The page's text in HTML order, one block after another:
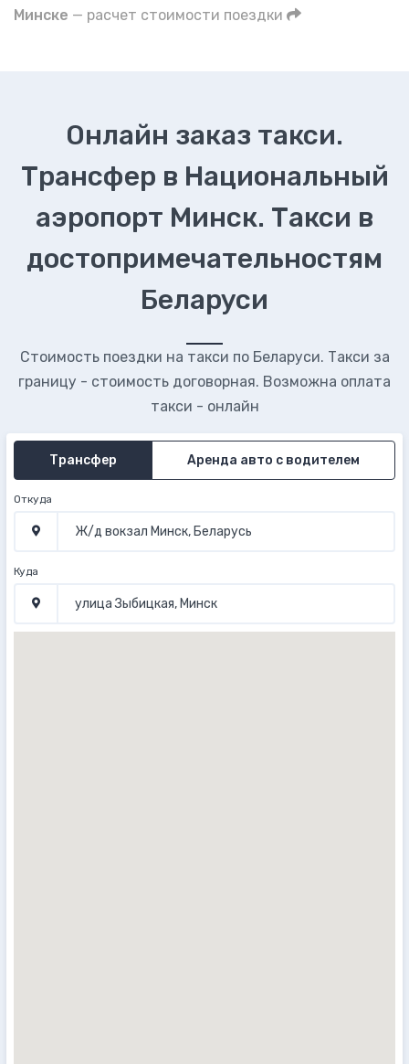
Минске — расчет стоимости поездки
Онлайн заказ такси.
Трансфер в Национальный
аэропорт Минск. Такси в
достопримечательностям
Беларуси
Стоимость поездки на такси по Беларуси. Такси за
границу - стоимость договорная. Возможна оплата
такси - онлайн
Трансфер Аренда авто с водителем
Откуда
Куда